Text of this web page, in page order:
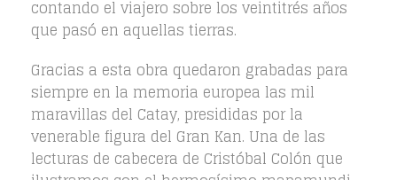
contando el viajero sobre los veintitrés años
que pasó en aquellas tierras.
Gracias a esta obra quedaron grabadas para
siempre en la memoria europea las mil
maravillas del Catay, presididas por la
venerable figura del Gran Kan. Una de las
lecturas de cabecera de Cristóbal Colón que